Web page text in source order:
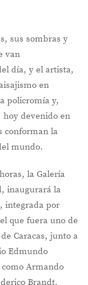
sus sombras y
van
día, y el artista,
en
policromía y,
hoy devenido en
conforman la
mundo.
la Galería
inaugurará la
integrada por
que fuera uno de
Caracas, junto a
Edmundo
Armando
Brandt,